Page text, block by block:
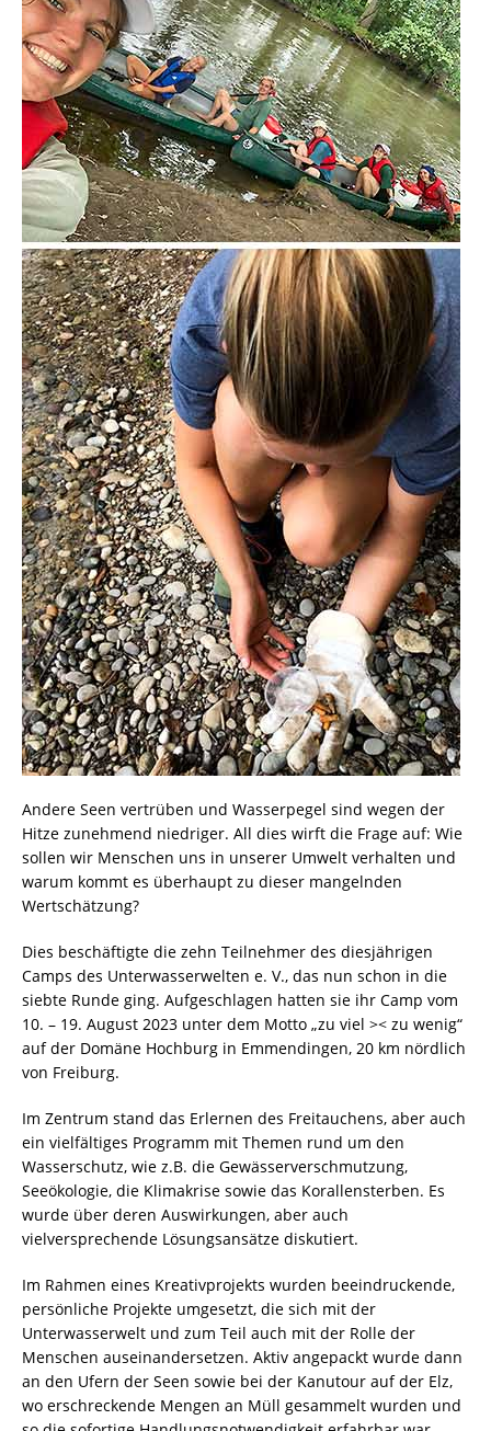
Andere Seen vertrüben und Wasserpegel sind wegen der
Hitze zunehmend niedriger. All dies wirft die Frage auf: Wie
sollen wir Menschen uns in unserer Umwelt verhalten und
warum kommt es überhaupt zu dieser mangelnden
Wertschätzung?
Dies beschäftigte die zehn Teilnehmer des diesjährigen
Camps des Unterwasserwelten e. V., das nun schon in die
siebte Runde ging. Aufgeschlagen hatten sie ihr Camp vom
10. – 19. August 2023 unter dem Motto „zu viel >< zu wenig“
auf der Domäne Hochburg in Emmendingen, 20 km nördlich
von Freiburg.
Im Zentrum stand das Erlernen des Freitauchens, aber auch
ein vielfältiges Programm mit Themen rund um den
Wasserschutz, wie z.B. die Gewässerverschmutzung,
Seeökologie, die Klimakrise sowie das Korallensterben. Es
wurde über deren Auswirkungen, aber auch
vielversprechende Lösungsansätze diskutiert.
Im Rahmen eines Kreativprojekts wurden beeindruckende,
persönliche Projekte umgesetzt, die sich mit der
Unterwasserwelt und zum Teil auch mit der Rolle der
Menschen auseinandersetzen. Aktiv angepackt wurde dann
an den Ufern der Seen sowie bei der Kanutour auf der Elz,
wo erschreckende Mengen an Müll gesammelt wurden und